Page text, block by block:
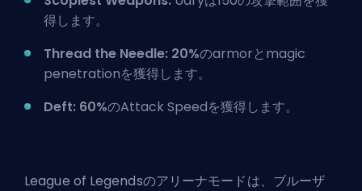
得します。
Thread the Needle: 20%のarmorとmagic
penetrationを獲得します。
Deft: 60%のAttack Speedを獲得します。
League of Legendsのアリーナモードは、ブルーザ